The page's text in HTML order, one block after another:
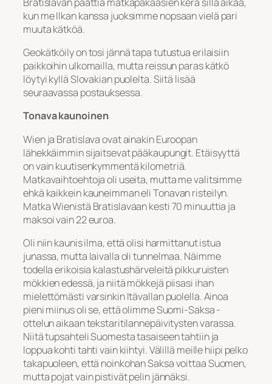
kun me Ilkan kanssa juoksimme nopsaan vielä pari
muuta kätköä.
Geokätköily on tosi jännä tapa tutustua erilaisiin
paikkoihin ulkomailla, mutta reissun paras kätkö
löytyi kyllä Slovakian puolelta. Siitä lisää
seuraavassa postauksessa.
Tonava kaunoinen
Wien ja Bratislava ovat ainakin Euroopan
lähekkäimmin sijaitsevat pääkaupungit. Etäisyyttä
on vain kuutisenkymmentä kilometriä.
Matkavaihtoehtoja oli useita, mutta me valitsimme
ehkä kaikkein kauneimman eli Tonavan risteilyn.
Matka Wienistä Bratislavaan kesti 70 minuuttia ja
maksoi vain 22 euroa.
Oli niin kaunis ilma, että olisi harmittanut istua
junassa, mutta laivalla oli tunnelmaa. Näimme
todella erikoisia kalastushärveleitä pikkuruisten
mökkien edessä, ja niitä mökkejä piisasi ihan
mielettömästi varsinkin Itävallan puolella. Ainoa
pieni miinus oli se, että olimme Suomi-Saksa -
ottelun aikaan tekstaritilannepäivitysten varassa.
Niitä tupsahteli Suomesta tasaiseen tahtiin ja
loppua kohti tahti vain kiihtyi. Välillä meille hiipi pelko
takapuoleen, että noinkohan Saksa voittaa Suomen,
mutta pojat vain pistivät pelin jännäksi.